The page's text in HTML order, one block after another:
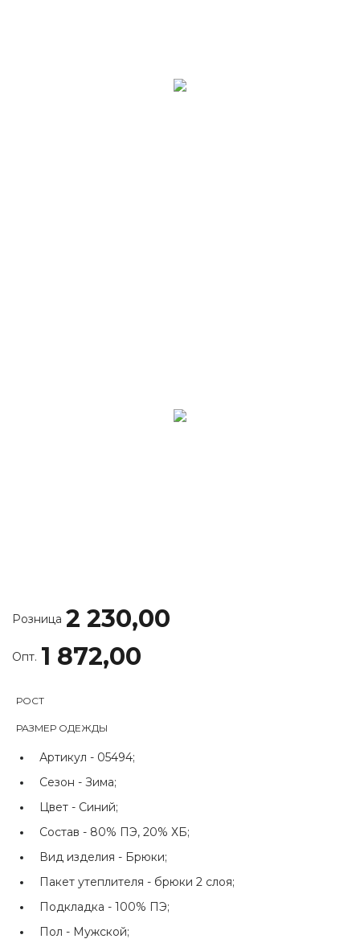
Розница 2 230,00
Опт. 1 872,00
РОСТ
РАЗМЕР ОДЕЖДЫ
Артикул - 05494;
Сезон - Зима;
Цвет - Синий;
Состав - 80% ПЭ, 20% ХБ;
Вид изделия - Брюки;
Пакет утеплителя - брюки 2 слоя;
Подкладка - 100% ПЭ;
Пол - Мужской;